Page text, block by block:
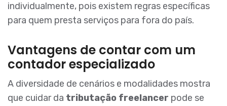
individualmente, pois existem regras específicas
para quem presta serviços para fora do país.
Vantagens de contar com um
contador especializado
A diversidade de cenários e modalidades mostra
que cuidar da tributação freelancer pode se